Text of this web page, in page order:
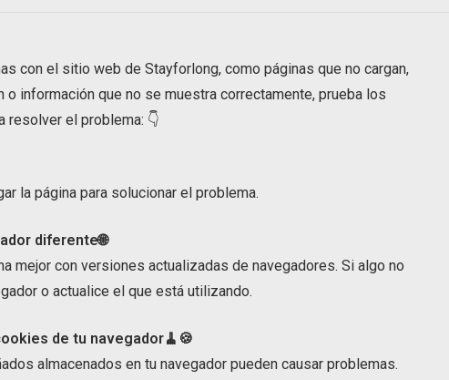
con el sitio web de Stayforlong, como páginas que no cargan,
o información que no se muestra correctamente, prueba los
resolver el problema: 👇
la página para solucionar el problema.
diferente🌐
mejor con versiones actualizadas de navegadores. Si algo no
o actualice el que está utilizando.
de tu navegador🧹🍪
almacenados en tu navegador pueden causar problemas.